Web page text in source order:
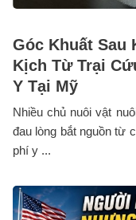
Góc Khuất Sau
Kịch Từ Trại
Y Tại Mỹ
Nhiều chủ nuôi vật
đau lòng bắt nguồn từ
phí y ...